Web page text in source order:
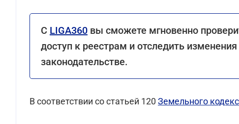
С LIGA360 вы сможете мгновенно
доступ к реестрам и отследить
законодательстве.
В соответствии со статьей 120 Земельного